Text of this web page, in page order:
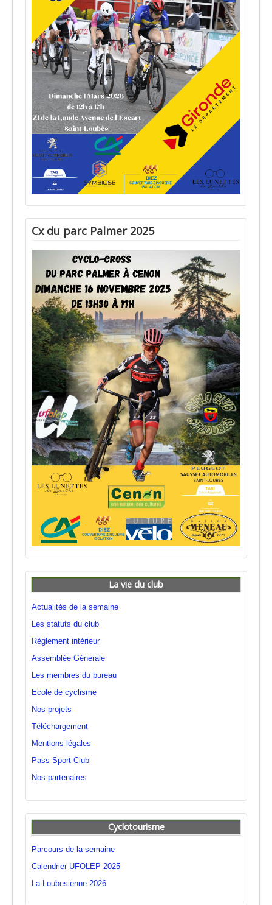
Cx du parc Palmer 2025
La vie du club
Actualités de la semaine
Les statuts du club
Règlement intérieur
Assemblée Générale
Les membres du bureau
Ecole de cyclisme
Nos projets
Téléchargement
Mentions légales
Pass Sport Club
Nos partenaires
Cyclotourisme
Parcours de la semaine
Calendrier UFOLEP 2025
La Loubesienne 2026